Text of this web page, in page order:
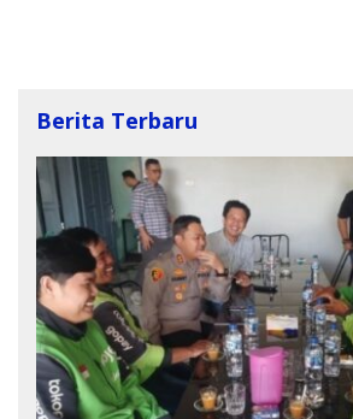
Berita Terbaru